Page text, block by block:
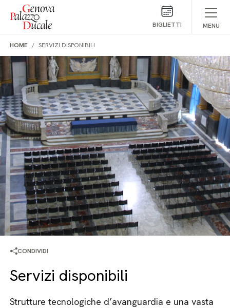
Salta al contenuto
BIGLIETTI MENU
HOME SERVIZI DISPONIBILI
CONDIVIDI
Servizi disponibili
Strutture tecnologiche d’avanguardia e una vasta